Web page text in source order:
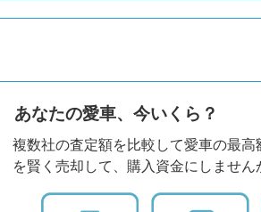
あなたの愛車、今いくら？
複数社の査定額を比較して愛車の最
を賢く売却して、購入資金にしません